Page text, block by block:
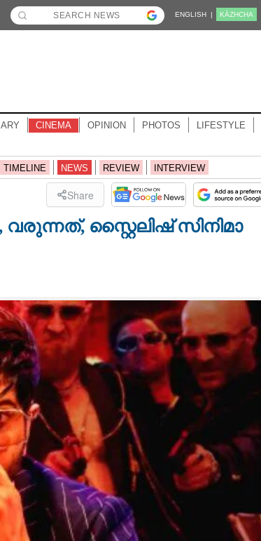
ENGLISH | KĀZHCHA
CINEMA OPINION PHOTOS LIFESTYLE
TIMELINE NEWS REVIEW INTERVIEW
Share
സ്റ്റൈലിഷ് സിനിമാ